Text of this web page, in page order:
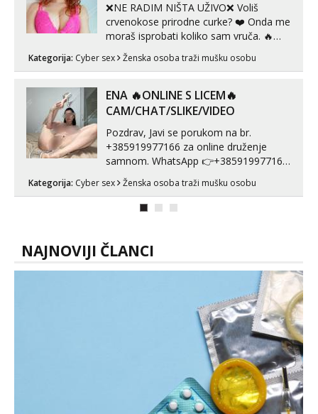
❌NE RADIM NIŠTA UŽIVO❌ Voliš
crvenokose prirodne curke? ❤️ Onda me
moraš isprobati koliko sam vruča.‎ ️‍🔥
MLADA vražica koja ima 100%
prorodne grudi, 💦 Misli su mi uvijek
U mojoj raznolikoj ponudi možeš
pranaći nešto po svojoj mjeri. Sexi videa
Kategorija: Cyber sex Ženska osoba traži mušku osobu
ENA 🔥ONLINE S LICEM🔥
CAM/CHAT/SLIKE/VIDEO
Pozdrav, Javi se porukom na br.
+385919977166 za online druženje
samnom. WhatsApp 👉+385919977166
Telegram 👉@enafriedrichkis Radim
videopozive s licem, solo i s partnerom,
kolegicama (Tina&Natali), razne
seksa, puš...
Kategorija: Cyber sex Ženska osoba traži mušku osobu
NAJNOVIJI ČLANCI